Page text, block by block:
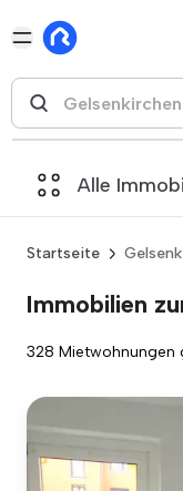
Alle
Startseite
Immobilien
328 Mietwohnungen